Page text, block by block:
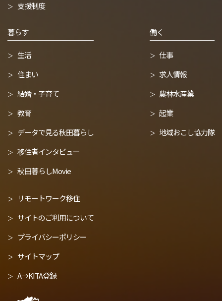
支援制度
暮らす
生活
住まい
結婚・子育て
教育
データで見る秋田暮らし
移住者インタビュー
秋田暮らしMovie
働く
仕事
求人情報
農林水産業
起業
地域おこし協力隊
リモートワーク移住
サイトのご利用について
プライバシーポリシー
サイトマップ
A→KITA登録